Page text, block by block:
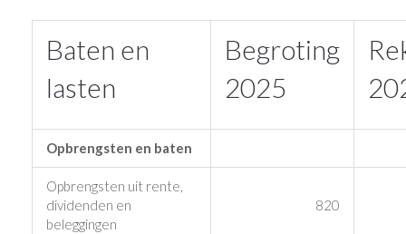
Baten en
lasten
Begroting
2025
Opbrengsten en baten
Opbrengsten uit rente,
dividenden en
beleggingen
820